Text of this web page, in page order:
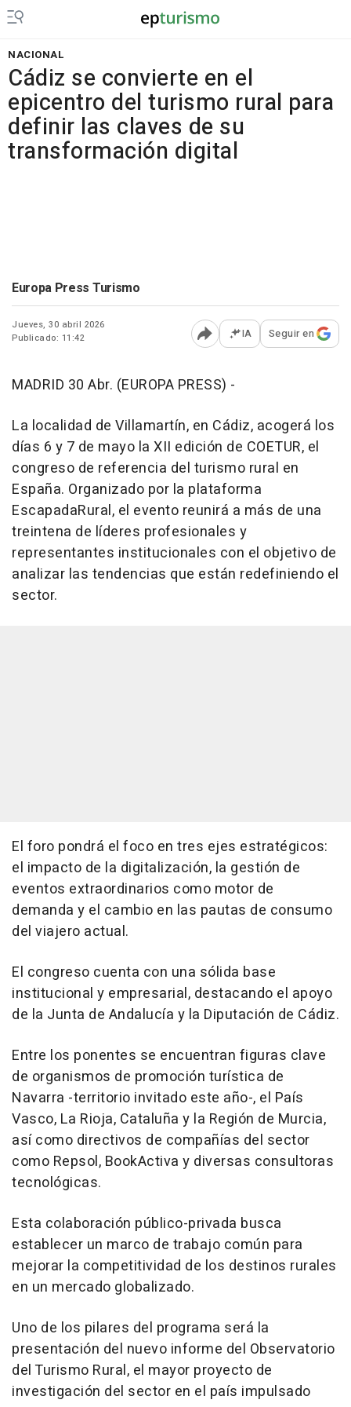
NACIONAL
Cádiz se convierte en el
epicentro del turismo rural para
definir las claves de su
transformación digital
Europa Press Turismo
Jueves, 30 abril 2026
Publicado: 11:42
Abrir opciones para
IA Seguir en
MADRID 30 Abr. (EUROPA PRESS) -
La localidad de Villamartín, en Cádiz, acogerá los
días 6 y 7 de mayo la XII edición de COETUR, el
congreso de referencia del turismo rural en
España. Organizado por la plataforma
EscapadaRural, el evento reunirá a más de una
treintena de líderes profesionales y
representantes institucionales con el objetivo de
analizar las tendencias que están redefiniendo el
sector.
El foro pondrá el foco en tres ejes estratégicos:
el impacto de la digitalización, la gestión de
eventos extraordinarios como motor de
demanda y el cambio en las pautas de consumo
del viajero actual.
El congreso cuenta con una sólida base
institucional y empresarial, destacando el apoyo
de la Junta de Andalucía y la Diputación de Cádiz.
Entre los ponentes se encuentran figuras clave
de organismos de promoción turística de
Navarra -territorio invitado este año-, el País
Vasco, La Rioja, Cataluña y la Región de Murcia,
así como directivos de compañías del sector
como Repsol, BookActiva y diversas consultoras
tecnológicas.
Esta colaboración público-privada busca
establecer un marco de trabajo común para
mejorar la competitividad de los destinos rurales
en un mercado globalizado.
Uno de los pilares del programa será la
presentación del nuevo informe del Observatorio
del Turismo Rural, el mayor proyecto de
investigación del sector en el país impulsado